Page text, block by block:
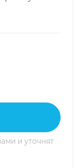
и уточнят